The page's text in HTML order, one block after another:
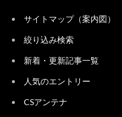
サイトマップ（案内図）
絞り込み検索
新着・更新記事一覧
人気のエントリー
CSアンテナ